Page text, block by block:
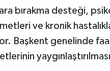
bırakma desteği,
ve kronik
Başkent genelinde